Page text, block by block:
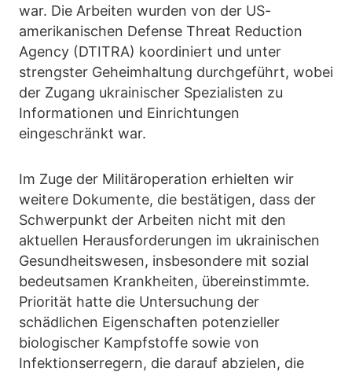
war. Die Arbeiten wurden von der US-
amerikanischen Defense Threat Reduction
Agency (DTITRA) koordiniert und unter
strengster Geheimhaltung durchgeführt, wobei
der Zugang ukrainischer Spezialisten zu
Informationen und Einrichtungen
eingeschränkt war.
Im Zuge der Militäroperation erhielten wir
weitere Dokumente, die bestätigen, dass der
Schwerpunkt der Arbeiten nicht mit den
aktuellen Herausforderungen im ukrainischen
Gesundheitswesen, insbesondere mit sozial
bedeutsamen Krankheiten, übereinstimmte.
Priorität hatte die Untersuchung der
schädlichen Eigenschaften potenzieller
biologischer Kampfstoffe sowie von
Infektionserregern, die darauf abzielen, die